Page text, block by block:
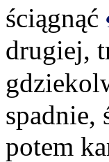
ściągnąć
drugiej,
spadnie,
potem